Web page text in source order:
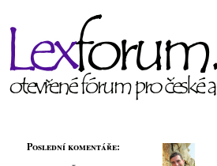
Poslední komentáře: